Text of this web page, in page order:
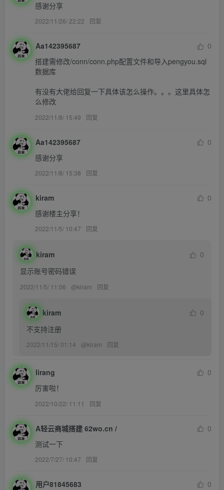
感谢分享
2022/11/26/ 22:22 回复
Aa142395687
0
搭建需修改/conn/conn.php配置文件和导入pengyou.sql
数据库
有没有大佬给回复一下具体该怎么操作。。。这里具体怎
么修改
2022/11/8/ 15:49 回复
Aa142395687
0
感谢分享
2022/11/8/ 15:38 回复
kiram
0
感谢楼主分享！
2022/11/5/ 10:47 回复
kiram
0
显示账号密码错误
2022/11/5/ 11:06 @kiram 回复
kiram
0
不支持注册
2022/11/15/ 01:14 @kiram 回复
lirang
0
厉害啦！
2022/10/22/ 11:11 回复
A轻云商城搭建 62wo.cn /
0
测试一下
2022/7/27/ 10:47 回复
用户81845683
0